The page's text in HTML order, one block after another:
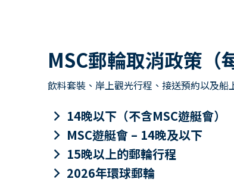
MSC郵輪取消政策（
飲料套裝、岸上觀光行程、接送預約以及船
keyboard_arrow_right 14晚以下（不含MSC遊艇會）
keyboard_arrow_right MSC遊艇會 – 14晚及以下
keyboard_arrow_right 15晚以上的郵輪行程
keyboard_arrow_right 2026年環球郵輪